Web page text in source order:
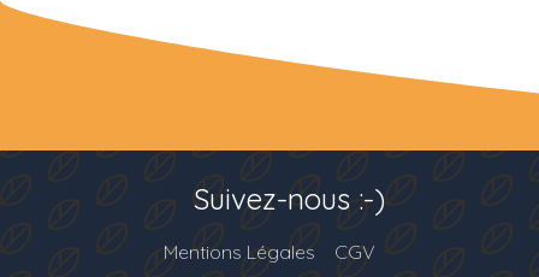
Mentions Légales CGV
Suivez-nous :-)